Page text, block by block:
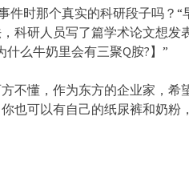
件时那个真实的科研段子吗？
科研人员写了篇学术论文想
什么牛奶里会有三聚Q胺?】”
不懂，作为东方的企业家，
也可以有自己的纸尿裤和奶